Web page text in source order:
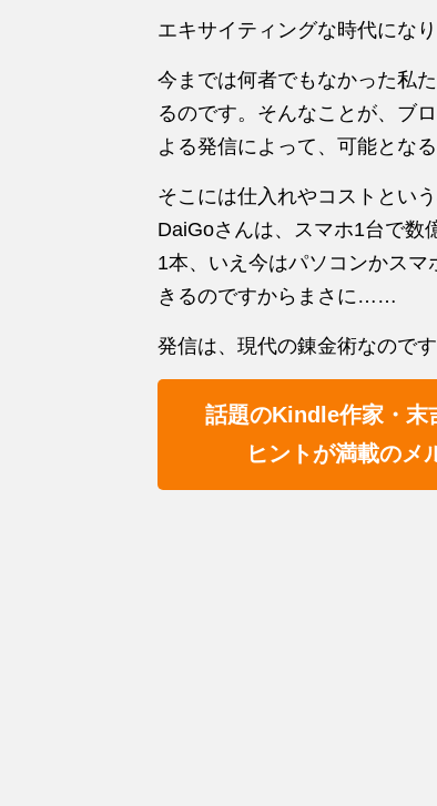
エキサイティングな時代になり
今までは何者でもなかった私
るのです。そんなことが、ブ
よる発信によって、可能とな
そこには仕入れやコストとい
DaiGoさんは、スマホ1台で数
1本、いえ今はパソコンかス
きるのですからまさに……
発信は、現代の錬金術なのです
話題のKindle作家・末
ヒントが満載のメ